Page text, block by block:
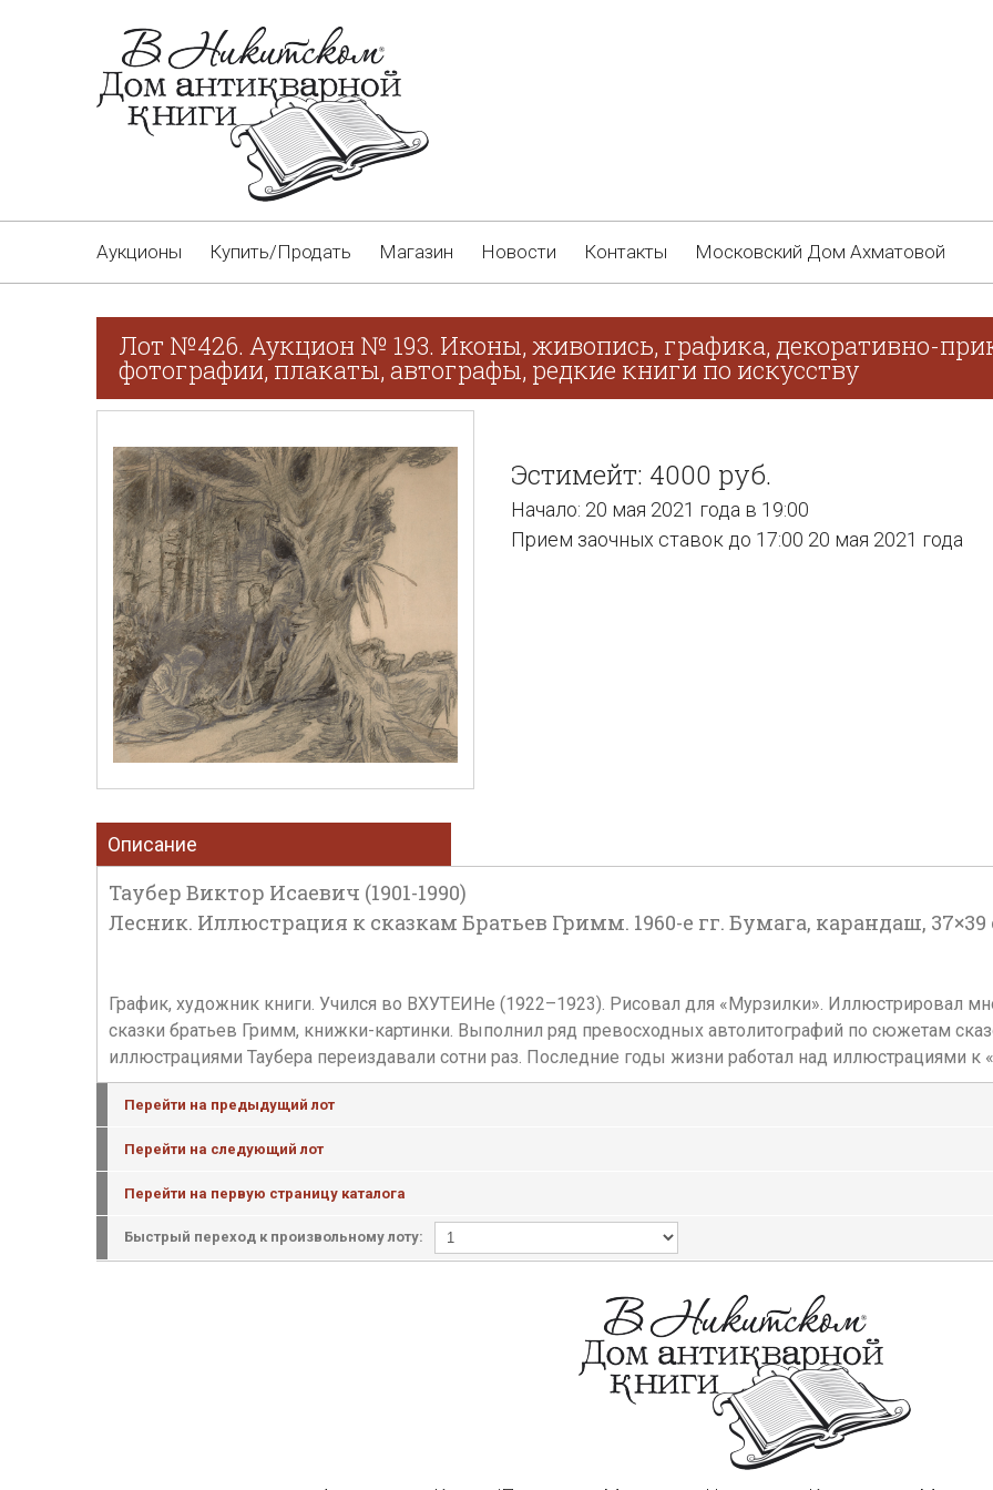
Аукционы Купить/Продать Магазин Новости Контакты Московский Дом Ахматовой
Лот №426. Аукцион № 193. Иконы, живопись, графика, декоративно-
фотографии, плакаты, автографы, редкие книги по искусству
Эстимейт: 4000 руб.
Начало: 20 мая 2021 года в 19:00
Прием заочных ставок до 17:00 20 мая 2021 года
Описание
Таубер Виктор Исаевич (1901-1990)
Лесник. Иллюстрация к сказкам Братьев Гримм. 1960-е гг. Бумага, карандаш, 37×39
График, художник книги. Учился во ВХУТЕИНе (1922–1923). Рисовал для «Мурзилки». Иллюстрировал
сказки братьев Гримм, книжки-картинки. Выполнил ряд превосходных автолитографий по сюжетам
иллюстрациями Таубера переиздавали сотни раз. Последние годы жизни работал над иллюстрациями к
Перейти на предыдущий лот
Перейти на следующий лот
Перейти на первую страницу каталога
Быстрый переход к произвольному лоту: